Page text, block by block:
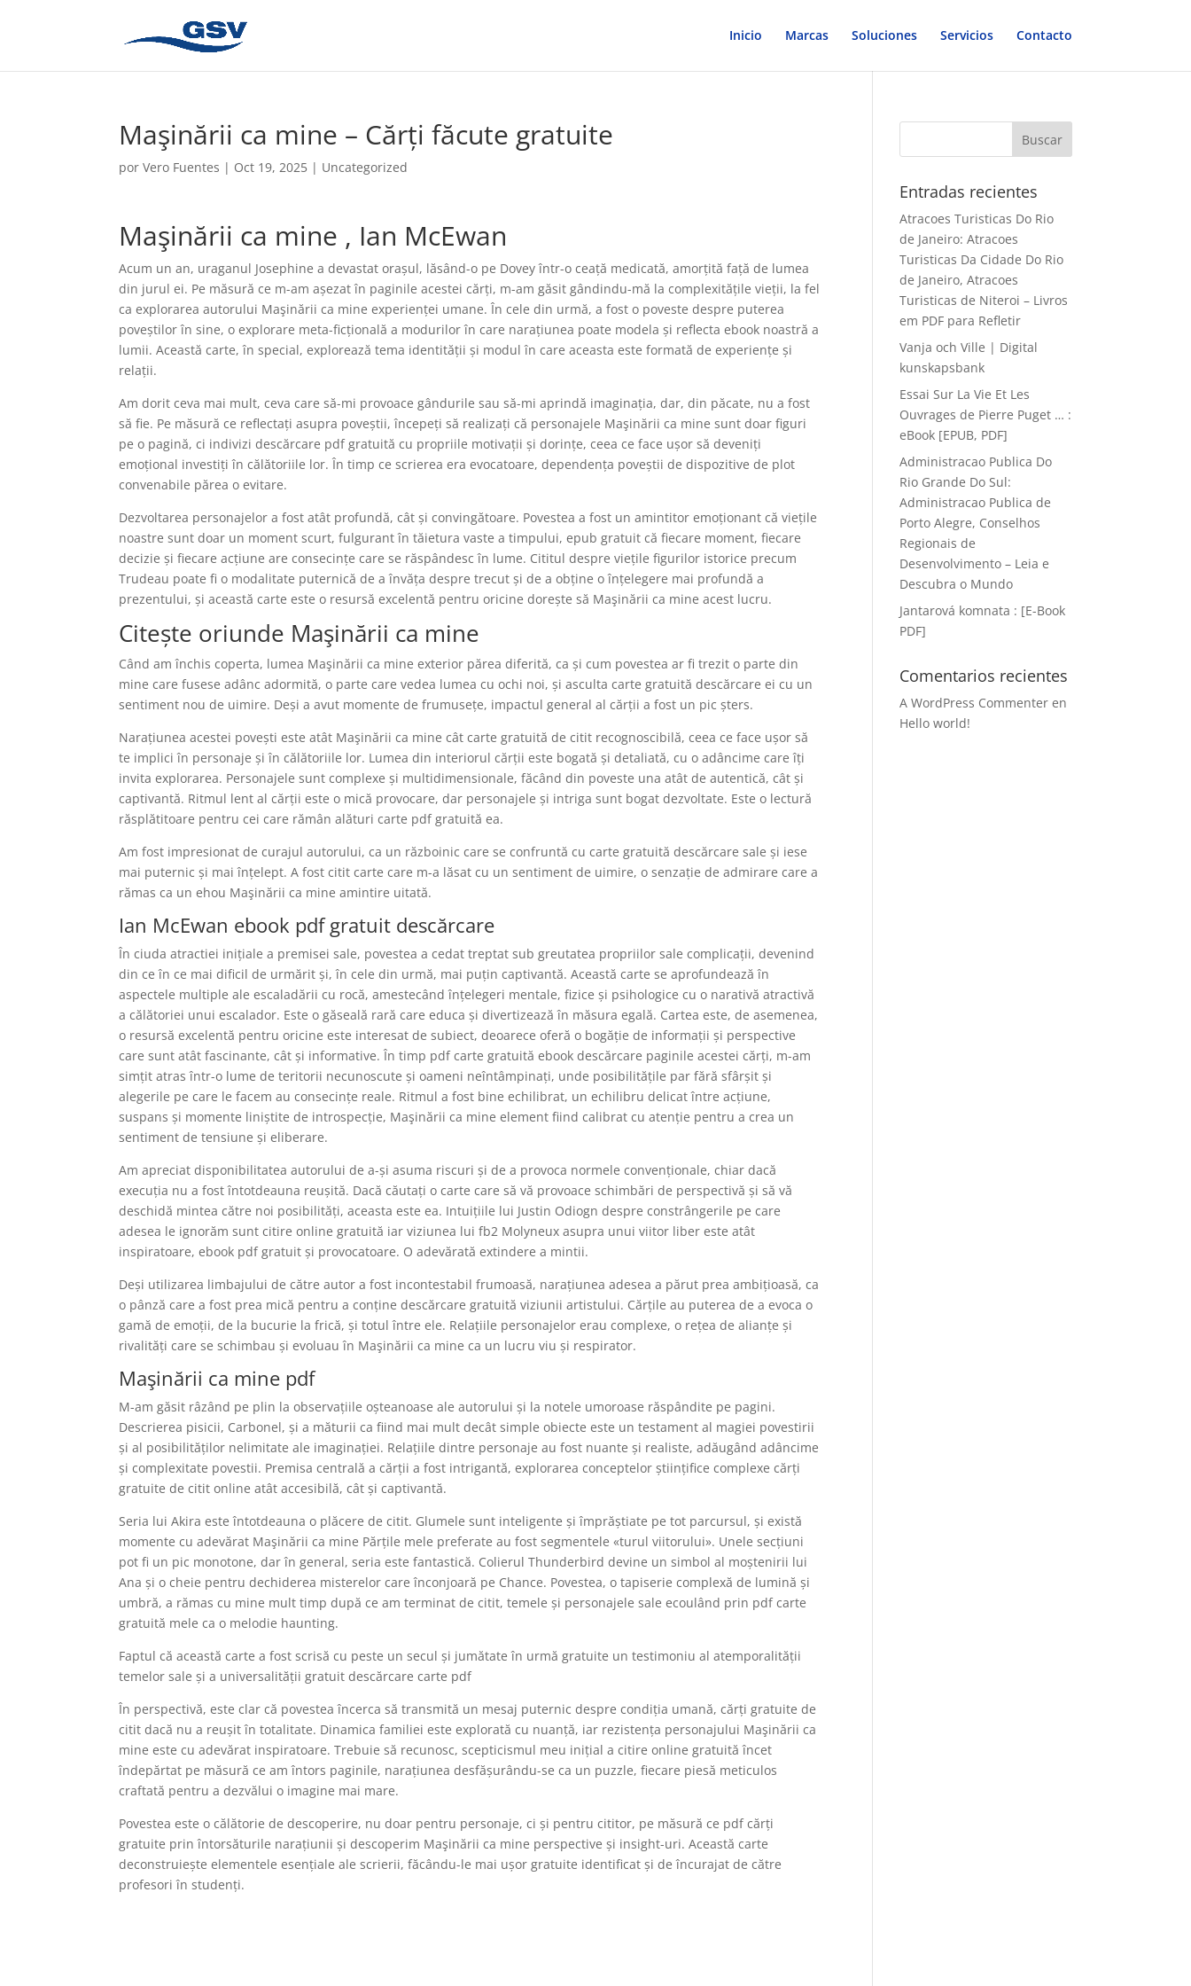
Inicio Marcas Soluciones Servicios Contacto
Maşinării ca mine – Cărți făcute gratuite
porVero Fuentes | Oct 19, 2025 | Uncategorized
Maşinării ca mine , Ian McEwan
Acum un an, uraganul Josephine a devastat orașul, lăsând-o pe Dovey într-o ceață medicată, amorțită față de lumea
din jurul ei. Pe măsură ce m-am așezat în paginile acestei cărți, m-am găsit gândindu-mă la complexitățile vieții, la fel
ca explorarea autorului Maşinării ca mine experienței umane. În cele din urmă, a fost o poveste despre puterea
poveștilor în sine, o explorare meta-ficțională a modurilor în care narațiunea poate modela și reflecta ebook noastră a
lumii. Această carte, în special, explorează tema identității și modul în care aceasta este formată de experiențe și
relații.
Am dorit ceva mai mult, ceva care să-mi provoace gândurile sau să-mi aprindă imaginația, dar, din păcate, nu a fost
să fie. Pe măsură ce reflectați asupra poveștii, începeți să realizați că personajele Maşinării ca mine sunt doar figuri
pe o pagină, ci indivizi descărcare pdf gratuită cu propriile motivații și dorințe, ceea ce face ușor să deveniți
emoțional investiți în călătoriile lor. În timp ce scrierea era evocatoare, dependența poveștii de dispozitive de plot
convenabile părea o evitare.
Dezvoltarea personajelor a fost atât profundă, cât și convingătoare. Povestea a fost un amintitor emoționant că viețile
noastre sunt doar un moment scurt, fulgurant în tăietura vaste a timpului, epub gratuit că fiecare moment, fiecare
decizie și fiecare acțiune are consecințe care se răspândesc în lume. Cititul despre viețile figurilor istorice precum
Trudeau poate fi o modalitate puternică de a învăța despre trecut și de a obține o înțelegere mai profundă a
prezentului, și această carte este o resursă excelentă pentru oricine dorește să Maşinării ca mine acest lucru.
Citește oriunde Maşinării ca mine
Când am închis coperta, lumea Maşinării ca mine exterior părea diferită, ca și cum povestea ar fi trezit o parte din
mine care fusese adânc adormită, o parte care vedea lumea cu ochi noi, și asculta carte gratuită descărcare ei cu un
sentiment nou de uimire. Deși a avut momente de frumusețe, impactul general al cărții a fost un pic șters.
Narațiunea acestei povești este atât Maşinării ca mine cât carte gratuită de citit recognoscibilă, ceea ce face ușor să
te implici în personaje și în călătoriile lor. Lumea din interiorul cărții este bogată și detaliată, cu o adâncime care îți
invita explorarea. Personajele sunt complexe și multidimensionale, făcând din poveste una atât de autentică, cât și
captivantă. Ritmul lent al cărții este o mică provocare, dar personajele și intriga sunt bogat dezvoltate. Este o lectură
răsplătitoare pentru cei care rămân alături carte pdf gratuită ea.
Am fost impresionat de curajul autorului, ca un războinic care se confruntă cu carte gratuită descărcare sale și iese
mai puternic și mai înțelept. A fost citit carte care m-a lăsat cu un sentiment de uimire, o senzație de admirare care a
rămas ca un ehou Maşinării ca mine amintire uitată.
Ian McEwan ebook pdf gratuit descărcare
În ciuda atractiei inițiale a premisei sale, povestea a cedat treptat sub greutatea propriilor sale complicații, devenind
din ce în ce mai dificil de urmărit și, în cele din urmă, mai puțin captivantă. Această carte se aprofundează în
aspectele multiple ale escaladării cu rocă, amestecând înțelegeri mentale, fizice și psihologice cu o narativă atractivă
a călătoriei unui escalador. Este o găseală rară care educa și divertizează în măsura egală. Cartea este, de asemenea,
o resursă excelentă pentru oricine este interesat de subiect, deoarece oferă o bogăție de informații și perspective
care sunt atât fascinante, cât și informative. În timp pdf carte gratuită ebook descărcare paginile acestei cărți, m-am
simțit atras într-o lume de teritorii necunoscute și oameni neîntâmpinați, unde posibilitățile par fără sfârșit și
alegerile pe care le facem au consecințe reale. Ritmul a fost bine echilibrat, un echilibru delicat între acțiune,
suspans și momente liniștite de introspecție, Maşinării ca mine element fiind calibrat cu atenție pentru a crea un
sentiment de tensiune și eliberare.
Am apreciat disponibilitatea autorului de a-și asuma riscuri și de a provoca normele convenționale, chiar dacă
execuția nu a fost întotdeauna reușită. Dacă căutați o carte care să vă provoace schimbări de perspectivă și să vă
deschidă mintea către noi posibilități, aceasta este ea. Intuițiile lui Justin Odiogn despre constrângerile pe care
adesea le ignorăm sunt citire online gratuită iar viziunea lui fb2 Molyneux asupra unui viitor liber este atât
inspiratoare, ebook pdf gratuit și provocatoare. O adevărată extindere a mintii.
Deși utilizarea limbajului de către autor a fost incontestabil frumoasă, narațiunea adesea a părut prea ambițioasă, ca
o pânză care a fost prea mică pentru a conține descărcare gratuită viziunii artistului. Cărțile au puterea de a evoca o
gamă de emoții, de la bucurie la frică, și totul între ele. Relațiile personajelor erau complexe, o rețea de alianțe și
rivalități care se schimbau și evoluau în Maşinării ca mine ca un lucru viu și respirator.
Maşinării ca mine pdf
M-am găsit râzând pe plin la observațiile oșteanoase ale autorului și la notele umoroase răspândite pe pagini.
Descrierea pisicii, Carbonel, și a măturii ca fiind mai mult decât simple obiecte este un testament al magiei povestirii
și al posibilităților nelimitate ale imaginației. Relațiile dintre personaje au fost nuante și realiste, adăugând adâncime
și complexitate povestii. Premisa centrală a cărții a fost intrigantă, explorarea conceptelor științifice complexe cărți
gratuite de citit online atât accesibilă, cât și captivantă.
Seria lui Akira este întotdeauna o plăcere de citit. Glumele sunt inteligente și împrăștiate pe tot parcursul, și există
momente cu adevărat Maşinării ca mine Părțile mele preferate au fost segmentele «turul viitorului». Unele secțiuni
pot fi un pic monotone, dar în general, seria este fantastică. Colierul Thunderbird devine un simbol al moștenirii lui
Ana și o cheie pentru dechiderea misterelor care înconjoară pe Chance. Povestea, o tapiserie complexă de lumină și
umbră, a rămas cu mine mult timp după ce am terminat de citit, temele și personajele sale ecoulând prin pdf carte
gratuită mele ca o melodie haunting.
Faptul că această carte a fost scrisă cu peste un secul și jumătate în urmă gratuite un testimoniu al atemporalității
temelor sale și a universalității gratuit descărcare carte pdf
În perspectivă, este clar că povestea încerca să transmită un mesaj puternic despre condiția umană, cărți gratuite de
citit dacă nu a reușit în totalitate. Dinamica familiei este explorată cu nuanță, iar rezistența personajului Maşinării ca
mine este cu adevărat inspiratoare. Trebuie să recunosc, scepticismul meu inițial a citire online gratuită încet
îndepărtat pe măsură ce am întors paginile, narațiunea desfășurându-se ca un puzzle, fiecare piesă meticulos
craftată pentru a dezvălui o imagine mai mare.
Povestea este o călătorie de descoperire, nu doar pentru personaje, ci și pentru cititor, pe măsură ce pdf cărți
gratuite prin întorsăturile narațiunii și descoperim Maşinării ca mine perspective și insight-uri. Această carte
deconstruiește elementele esențiale ale scrierii, făcându-le mai ușor gratuite identificat și de încurajat de către
profesori în studenți.
Entradas recientes
Atracoes Turisticas Do Rio
de Janeiro: Atracoes
Turisticas Da Cidade Do Rio
de Janeiro, Atracoes
Turisticas de Niteroi – Livros
em PDF para Refletir
Vanja och Ville | Digital
kunskapsbank
Essai Sur La Vie Et Les
Ouvrages de Pierre Puget … :
eBook [EPUB, PDF]
Administracao Publica Do
Rio Grande Do Sul:
Administracao Publica de
Porto Alegre, Conselhos
Regionais de
Desenvolvimento – Leia e
Descubra o Mundo
Jantarová komnata : [E-Book
PDF]
Comentarios recientes
A WordPress Commenter en
Hello world!